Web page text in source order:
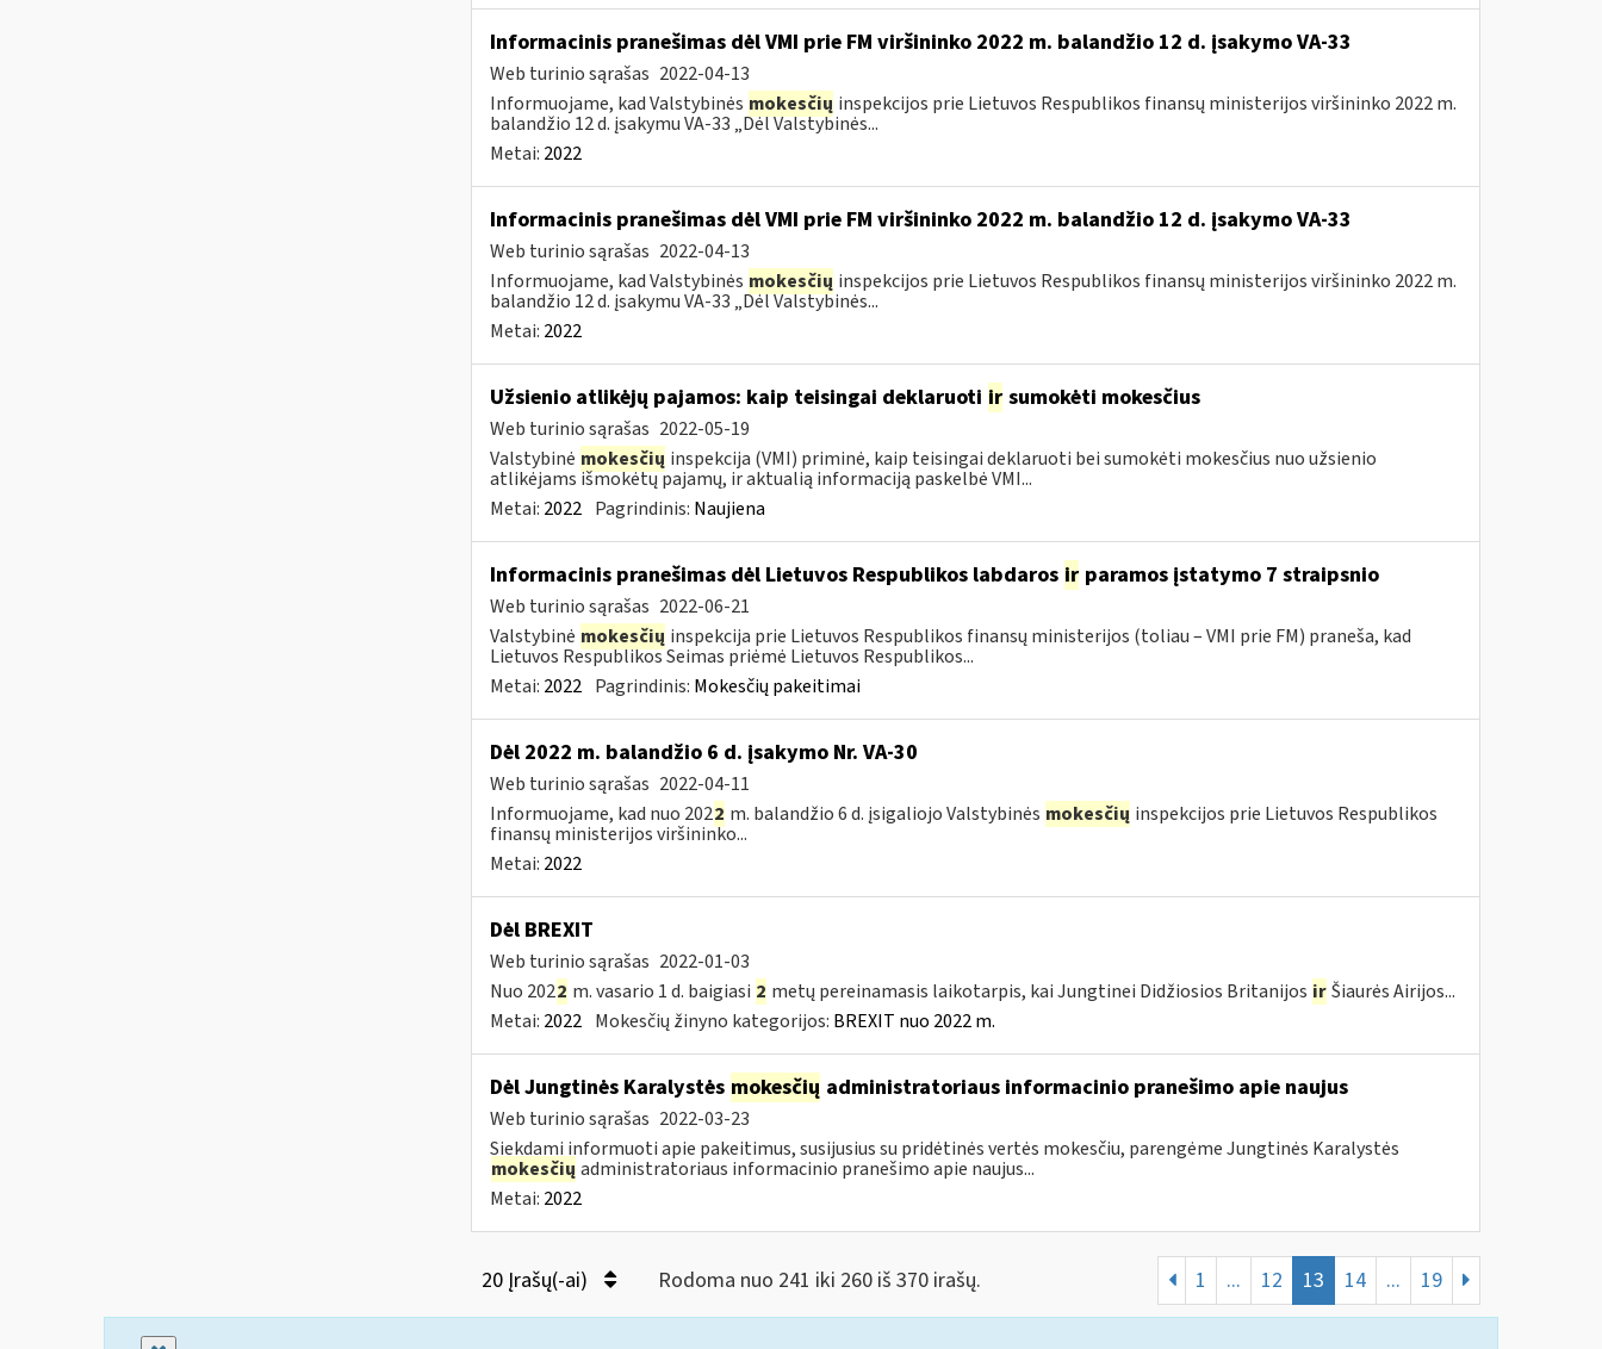
Informacinis pranešimas dėl VMI prie FM viršininko 2022 m. balandžio 12 d. įsakymo VA-33
Web turinio sąrašas 2022-04-13
Informuojame, kad Valstybinės mokesčių inspekcijos prie Lietuvos Respublikos finansų ministerijos viršininko 2022 m.
balandžio 12 d. įsakymu VA-33 „Dėl Valstybinės...
Metai: 2022
Informacinis pranešimas dėl VMI prie FM viršininko 2022 m. balandžio 12 d. įsakymo VA-33
Web turinio sąrašas 2022-04-13
Informuojame, kad Valstybinės mokesčių inspekcijos prie Lietuvos Respublikos finansų ministerijos viršininko 2022 m.
balandžio 12 d. įsakymu VA-33 „Dėl Valstybinės...
Metai: 2022
Užsienio atlikėjų pajamos: kaip teisingai deklaruoti irsumokėti mokesčius
Web turinio sąrašas 2022-05-19
Valstybinė mokesčių inspekcija (VMI) priminė, kaip teisingai deklaruoti bei sumokėti mokesčius nuo užsienio
atlikėjams išmokėtų pajamų, ir aktualią informaciją paskelbė VMI...
Metai: 2022 Pagrindinis: Naujiena
Informacinis pranešimas dėl Lietuvos Respublikos labdaros irparamos įstatymo 7 straipsnio
Web turinio sąrašas 2022-06-21
Valstybinė mokesčių inspekcija prie Lietuvos Respublikos finansų ministerijos (toliau – VMI prie FM) praneša, kad
Lietuvos Respublikos Seimas priėmė Lietuvos Respublikos...
Metai: 2022 Pagrindinis: Mokesčių pakeitimai
Dėl 2022 m. balandžio 6 d. įsakymo Nr. VA-30
Web turinio sąrašas 2022-04-11
Informuojame, kad nuo 2022 m. balandžio 6 d. įsigaliojo Valstybinės mokesčių inspekcijos prie Lietuvos Respublikos
finansų ministerijos viršininko...
Metai: 2022
Dėl BREXIT
Web turinio sąrašas 2022-01-03
Nuo 2022 m. vasario 1 d. baigiasi 2 metų pereinamasis laikotarpis, kai Jungtinei Didžiosios Britanijos ir Šiaurės Airijos...
Metai: 2022 Mokesčių žinyno kategorijos: BREXIT nuo 2022 m.
Dėl Jungtinės Karalystės mokesčių administratoriaus informacinio pranešimo apie naujus
Web turinio sąrašas 2022-03-23
Siekdami informuoti apie pakeitimus, susijusius su pridėtinės vertės mokesčiu, parengėme Jungtinės Karalystės
mokesčių administratoriaus informacinio pranešimo apie naujus...
Metai: 2022
20 Įrašų(-ai) Rodoma nuo 241 iki 260 iš 370 irašų. 1 ... 12 13 14 ... 19